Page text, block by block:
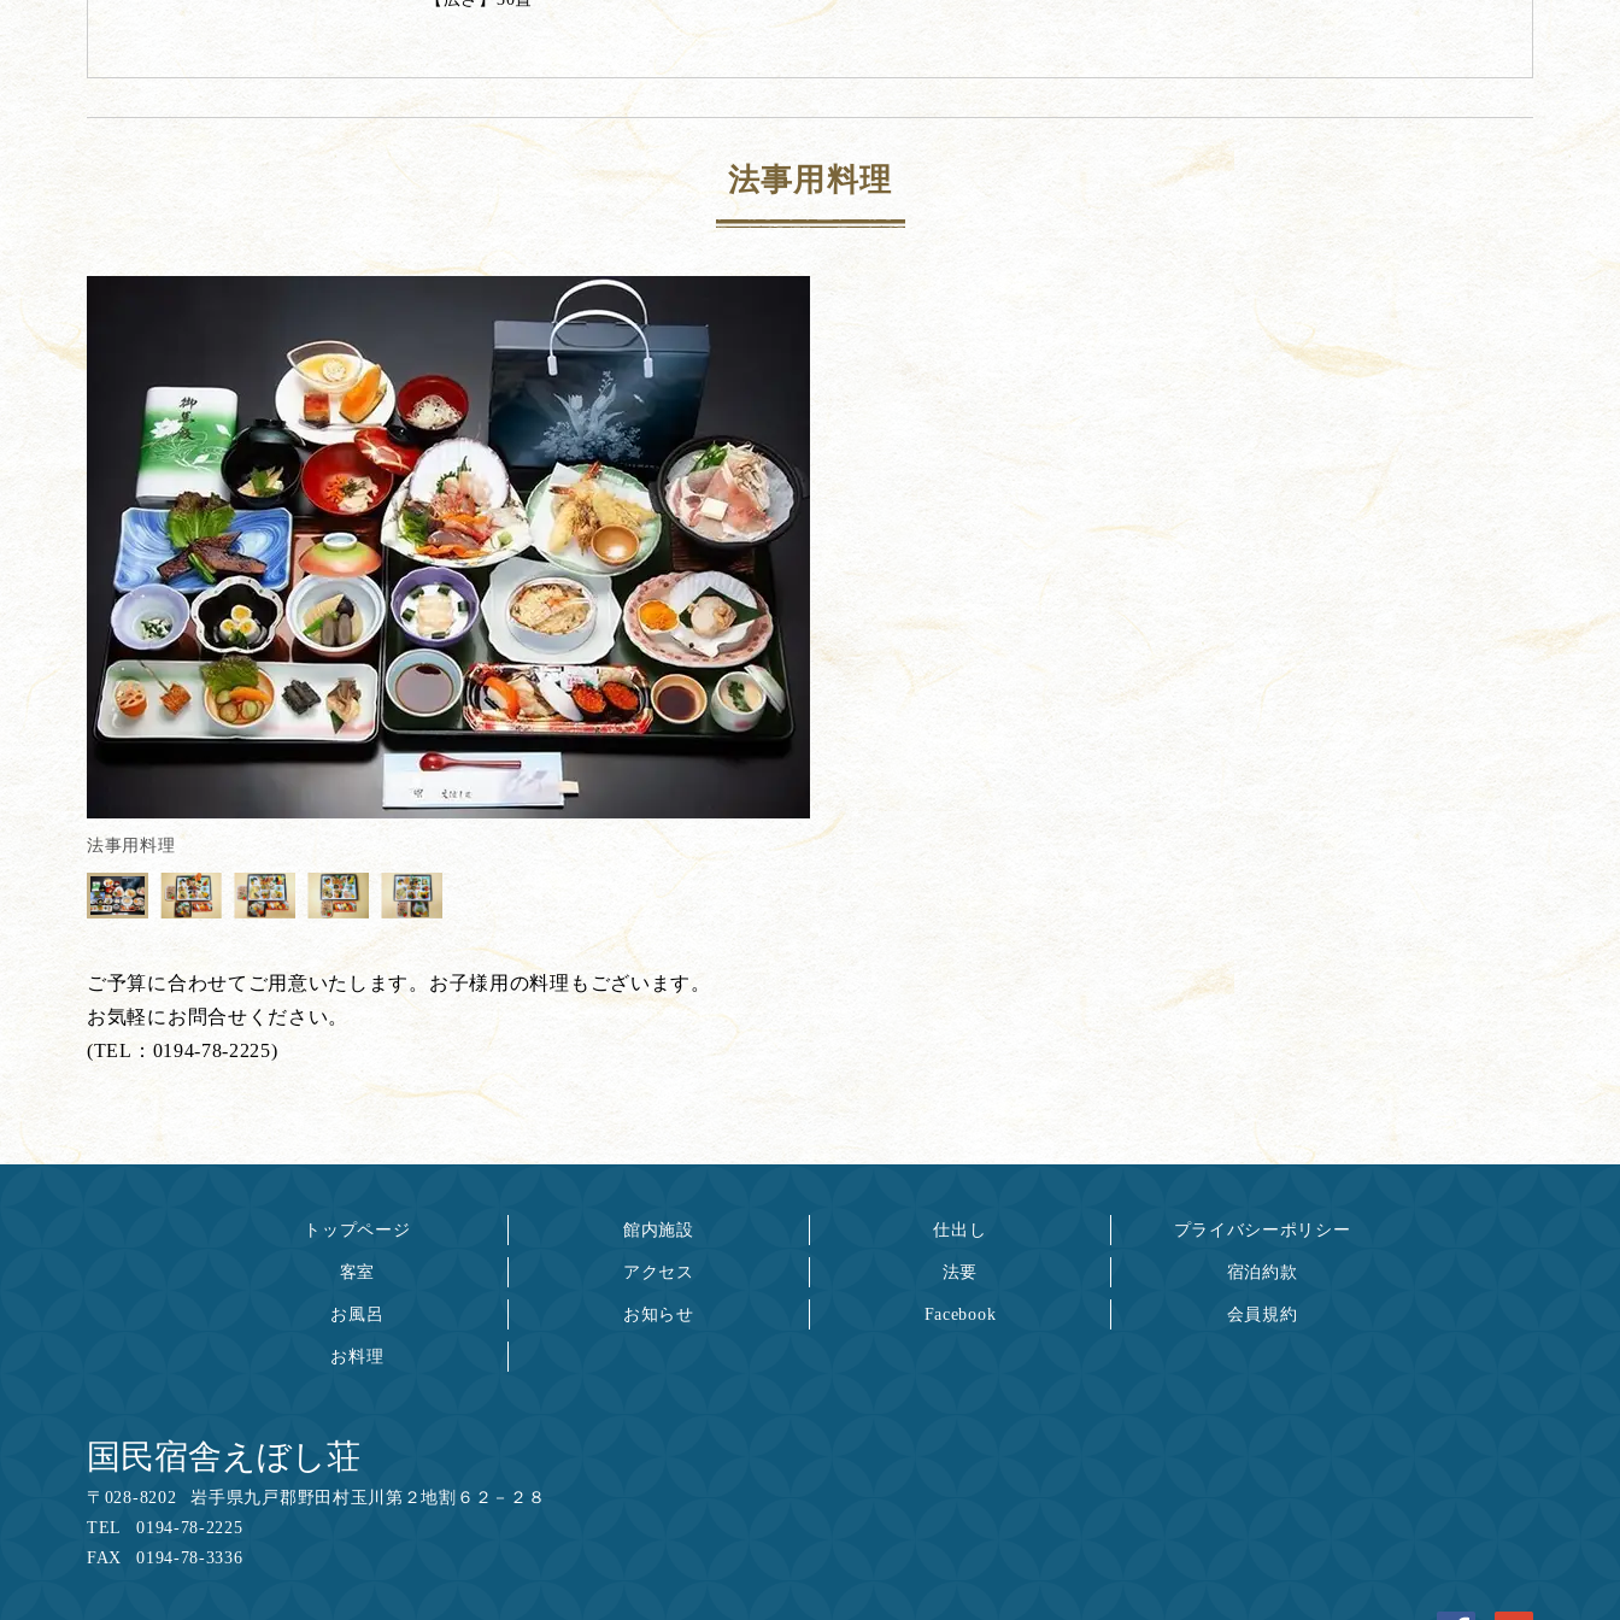
法事用料理
法事用料理
ご予算に合わせてご用意いたします。お子様用の料理もございます。
お気軽にお問合せください。
(TEL：0194-78-2225)
トップページ
客室
お風呂
お料理
館内施設
アクセス
お知らせ
仕出し
法要
Facebook
プライバシーポリシー
宿泊約款
会員規約
国民宿舎えぼし荘
〒 028-8202
岩手県九戸郡野田村玉川第２地割６２－２８
TEL
0194-78-2225
FAX
0194-78-3336